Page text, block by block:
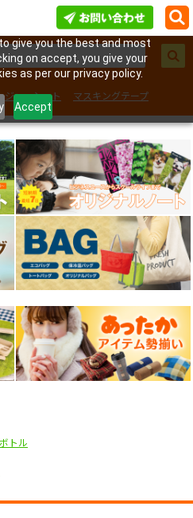
give you the best and most
on accept, you give your
as per our privacy policy.
Accept
ジャーシート
マスキングテープ
トル